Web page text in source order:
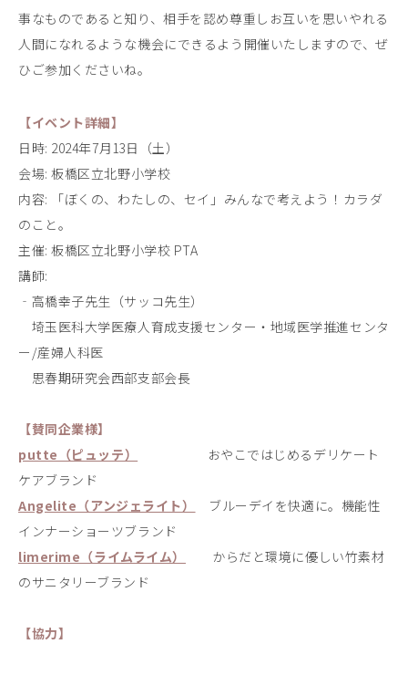
事なものであると知り、相手を認め尊重しお互いを思いやれる
人間になれるような機会にできるよう開催いたしますので、ぜ
ひご参加くださいね。
【イベント詳細】
日時: 2024年7月13日（土）
会場: 板橋区立北野小学校
内容: 「ぼくの、わたしの、セイ」みんなで考えよう！カラダ
のこと。
主催: 板橋区立北野小学校 PTA
講師:
‐高橋幸子先生（サッコ先生）
埼玉医科大学医療人育成支援センター・地域医学推進センタ
ー/産婦人科医
思春期研究会西部支部会長
【賛同企業様】
putte（ピュッテ）
おやこではじめるデリケート
ケアブランド
Angelite（アンジェライト）
ブルーデイを快適に。機能性
インナーショーツブランド
limerime（ライムライム）
からだと環境に優しい竹素材
のサニタリーブランド
【協力】